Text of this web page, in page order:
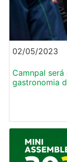
02/05/2023
Camnpal
gastronomia